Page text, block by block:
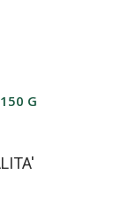
G